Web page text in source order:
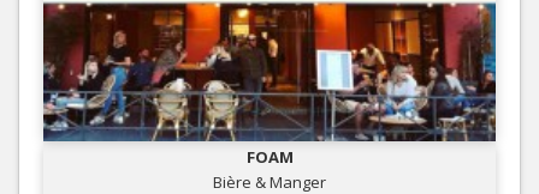
FOAM
Bière & Manger